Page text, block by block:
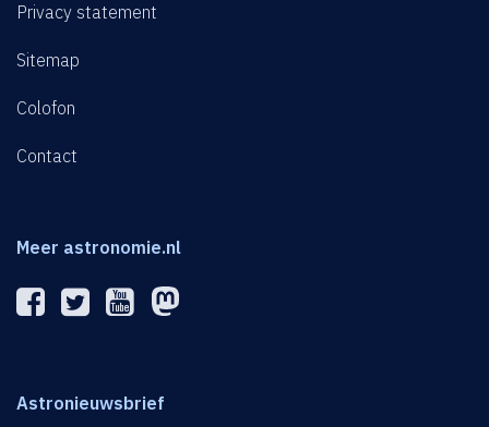
Privacy statement
Sitemap
Colofon
Contact
Meer astronomie.nl
Astronieuwsbrief